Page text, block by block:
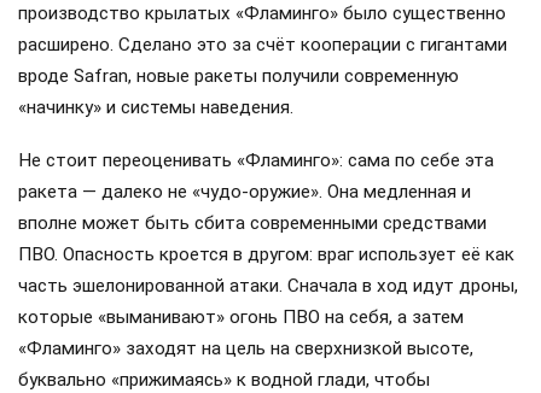
производство крылатых «Фламинго» было существенно
расширено. Сделано это за счёт кооперации с гигантами
вроде Safran, новые ракеты получили современную
«начинку» и системы наведения.
Не стоит переоценивать «Фламинго»: сама по себе эта
ракета — далеко не «чудо-оружие». Она медленная и
вполне может быть сбита современными средствами
ПВО. Опасность кроется в другом: враг использует её как
часть эшелонированной атаки. Сначала в ход идут дроны,
которые «выманивают» огонь ПВО на себя, а затем
«Фламинго» заходят на цель на сверхнизкой высоте,
буквально «прижимаясь» к водной глади, чтобы